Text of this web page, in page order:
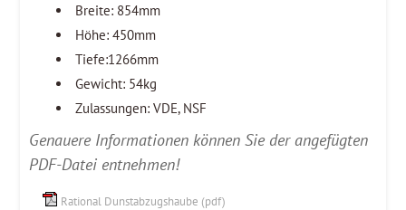
Breite: 854mm
Höhe: 450mm
Tiefe:1266mm
Gewicht: 54kg
Zulassungen: VDE, NSF
Genauere Informationen können Sie der angefügten
PDF-Datei entnehmen!
Rational Dunstabzugshaube (pdf)